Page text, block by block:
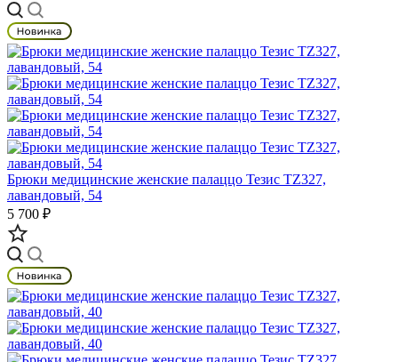
Брюки медицинские женские палаццо Тезис TZ327,
лавандовый, 54
5 700 ₽